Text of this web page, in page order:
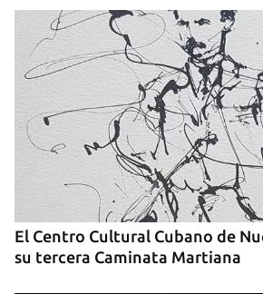
El Centro Cultural Cubano de
su tercera Caminata Martiana